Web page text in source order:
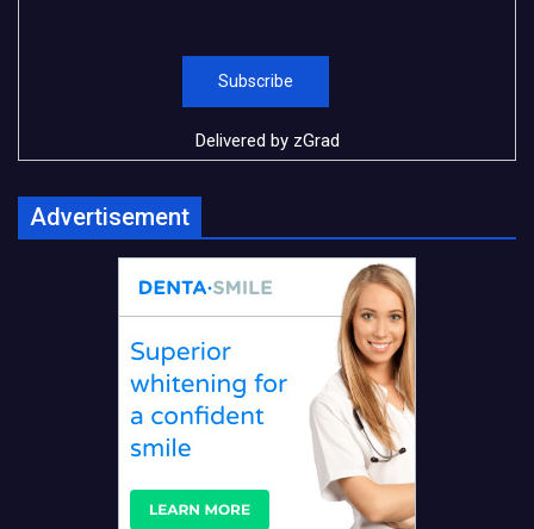
Delivered by zGrad
Advertisement